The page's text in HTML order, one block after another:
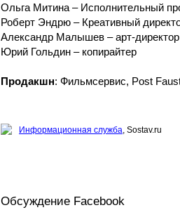
Ольга Митина – Исполнительный
Роберт Эндрю – Креативный
Александр Малышев – арт-директор
Юрий Гольдин – копирайтер
Продакшн: Фильмсервис, Post
Информационная служба, Sostav.ru
Обсуждение Facebook